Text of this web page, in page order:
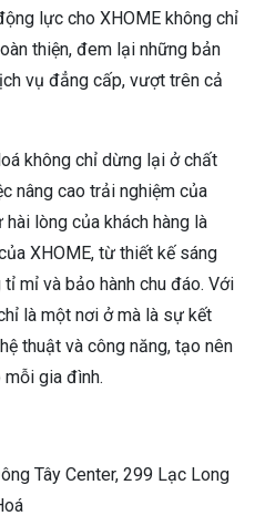
lực cho XHOME không chỉ
thiện, đem lại những bản
vụ đẳng cấp, vượt trên cả
không chỉ dừng lại ở chất
nâng cao trải nghiệm của
lòng của khách hàng là
XHOME, từ thiết kế sáng
mỉ và bảo hành chu đáo. Với
là một nơi ở mà là sự kết
thuật và công năng, tạo nên
gia đình.
Tây Center, 299 Lạc Long